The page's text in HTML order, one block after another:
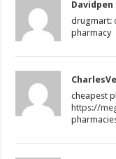
Davidpen
drugmart:
pharmacy
cheapest
https://